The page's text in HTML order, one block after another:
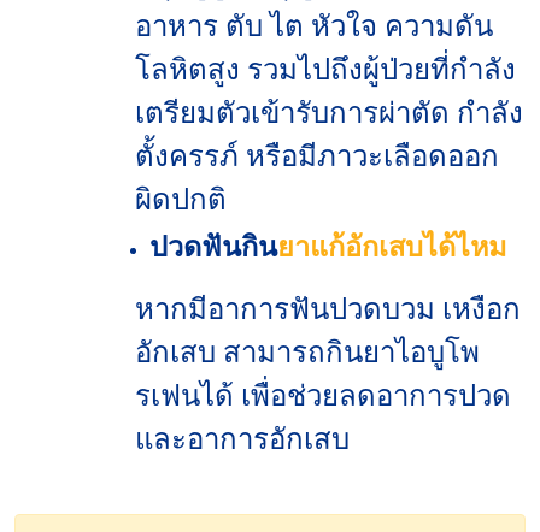
อาหาร ตับ ไต หัวใจ ความดัน
โลหิตสูง รวมไปถึงผู้ป่วยที่กำลัง
เตรียมตัวเข้ารับการผ่าตัด กำลัง
ตั้งครรภ์ หรือมีภาวะเลือดออก
ผิดปกติ
ปวดฟันกินยาแก้อักเสบได้ไหม
หากมีอาการฟันปวดบวม เหงือก
อักเสบ สามารถกินยาไอบูโพ
รเฟนได้ เพื่อช่วยลดอาการปวด
และอาการอักเสบ